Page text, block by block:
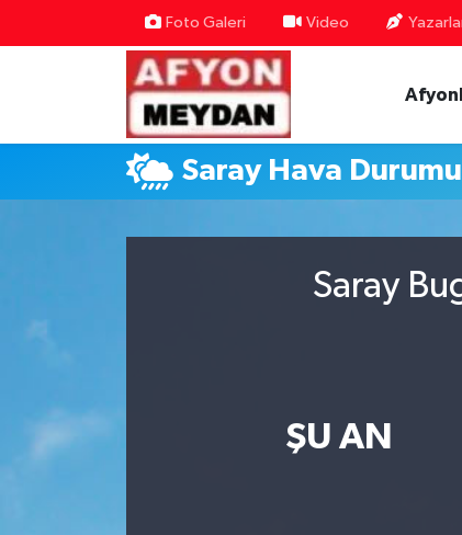
Foto Galeri Video
Saray Hava Durumu
Saray
ŞU AN
Nöbetçi Eczaneler
Hava Durumu
Trafik Durumu
Haber Arşivi